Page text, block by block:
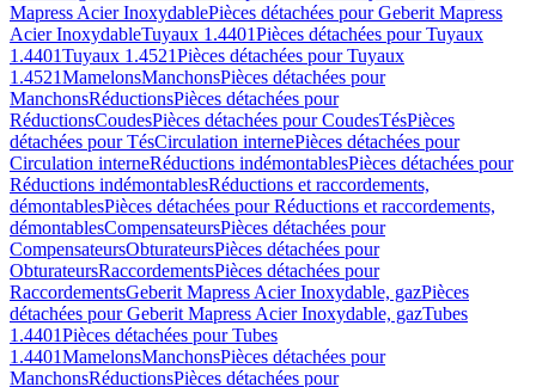
Mapress Acier InoxydablePièces détachées pour Geberit Mapress
Acier InoxydableTuyaux 1.4401Pièces détachées pour Tuyaux
1.4401Tuyaux 1.4521Pièces détachées pour Tuyaux
1.4521MamelonsManchonsPièces détachées pour
ManchonsRéductionsPièces détachées pour
RéductionsCoudesPièces détachées pour CoudesTésPièces
détachées pour TésCirculation internePièces détachées pour
Circulation interneRéductions indémontablesPièces détachées pour
Réductions indémontablesRéductions et raccordements,
démontablesPièces détachées pour Réductions et raccordements,
démontablesCompensateursPièces détachées pour
CompensateursObturateursPièces détachées pour
ObturateursRaccordementsPièces détachées pour
RaccordementsGeberit Mapress Acier Inoxydable, gazPièces
détachées pour Geberit Mapress Acier Inoxydable, gazTubes
1.4401Pièces détachées pour Tubes
1.4401MamelonsManchonsPièces détachées pour
ManchonsRéductionsPièces détachées pour